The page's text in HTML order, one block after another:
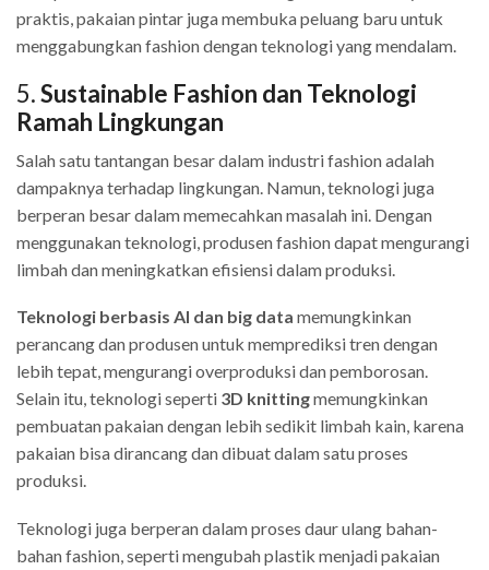
praktis, pakaian pintar juga membuka peluang baru untuk
menggabungkan fashion dengan teknologi yang mendalam.
5.Sustainable Fashion dan Teknologi
Ramah Lingkungan
Salah satu tantangan besar dalam industri fashion adalah
dampaknya terhadap lingkungan. Namun, teknologi juga
berperan besar dalam memecahkan masalah ini. Dengan
menggunakan teknologi, produsen fashion dapat mengurangi
limbah dan meningkatkan efisiensi dalam produksi.
Teknologi berbasis AI dan big data memungkinkan
perancang dan produsen untuk memprediksi tren dengan
lebih tepat, mengurangi overproduksi dan pemborosan.
Selain itu, teknologi seperti 3D knittingmemungkinkan
pembuatan pakaian dengan lebih sedikit limbah kain, karena
pakaian bisa dirancang dan dibuat dalam satu proses
produksi.
Teknologi juga berperan dalam proses daur ulang bahan-
bahan fashion, seperti mengubah plastik menjadi pakaian